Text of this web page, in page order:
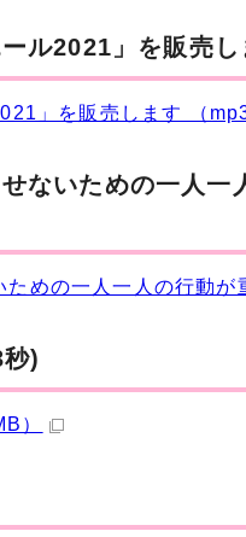
ル2021」を販売
」を販売します （
ないための一人一
めの一人一人の行動が
)
）